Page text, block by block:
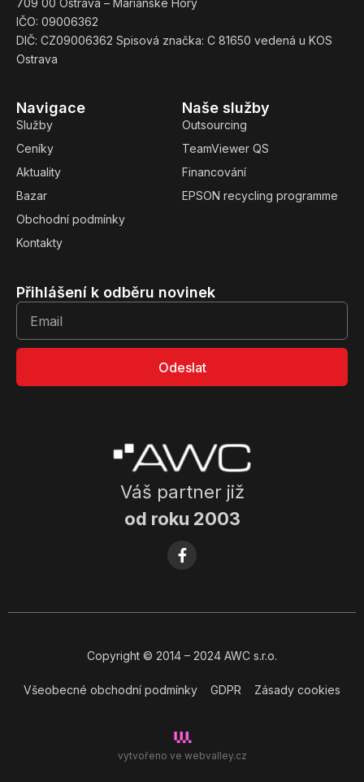
Váš partner již
od roku 2003
Naše služby
Outsourcing
TeamViewer QS
Financování
EPSON recycling programme
Navigace
Služby
Ceníky
Aktuality
Bazar
Obchodní podmínky
Kontakty
709 00 Ostrava – Mariánské Hory
IČO: 09006362
DIČ: CZ09006362 Spisová značka: C 81650 vedená u KOS
Ostrava
Přihlášení k odběru novinek
Odeslat
Copyright © 2014 – 2024 AWC s.r.o.
Všeobecné obchodní podmínky GDPR Zásady cookies
vytvořeno ve webvalley.cz